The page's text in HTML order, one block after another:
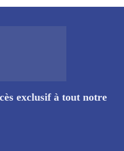
exclusif à tout notre